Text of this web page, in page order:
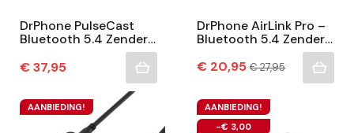
DrPhone PulseCast
Bluetooth 5.4 Zender
Auracast Audio Delen
– USB-C & AUX –
Prijs
€ 37,95
DrPhone AirLink Pro –
Bluetooth 5.4 Zender
& Ontvanger – 3-In-1
TX/RX & Broadcast –
Prijs
€ 20,95Normale
prijs
€ 27,95
AANBIEDING!
AANBIEDING!
-€ 3,00